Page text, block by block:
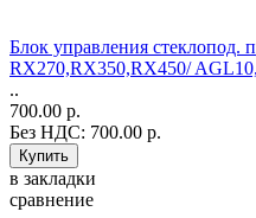
Блок управления стеклопод.
RX270,RX350,RX450/
..
700.00 р.
Без НДС: 700.00 р.
в закладки
сравнение